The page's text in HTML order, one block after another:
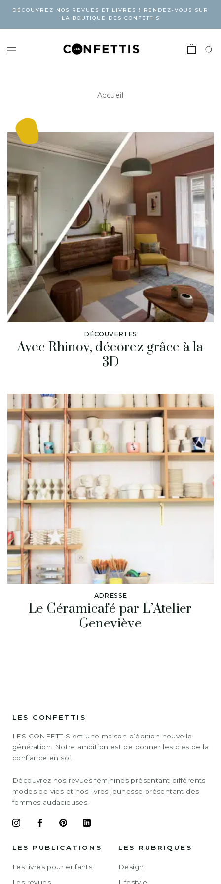
DÉCOUVREZ NOS REVUES ET LIVRES ! RENDEZ-VOUS SUR
LA BOUTIQUE DES CONFETTIS
Accueil
DÉCOUVERTES
Avec Rhinov, décorez grâce à la
3D
ADRESSE
Le Céramicafé par L’Atelier
Geneviève
LES CONFETTIS
LES CONFETTIS est une maison d’édition nouvelle
génération. Notre ambition est de donner les clés de la
confiance en soi.
Découvrez nos revues féminines présentant différents
modes de vies et nos livres jeunesse présentant des
femmes audacieuses.
LES PUBLICATIONS
Les livres pour enfants
Les revues
LES RUBRIQUES
Design
Lifestyle